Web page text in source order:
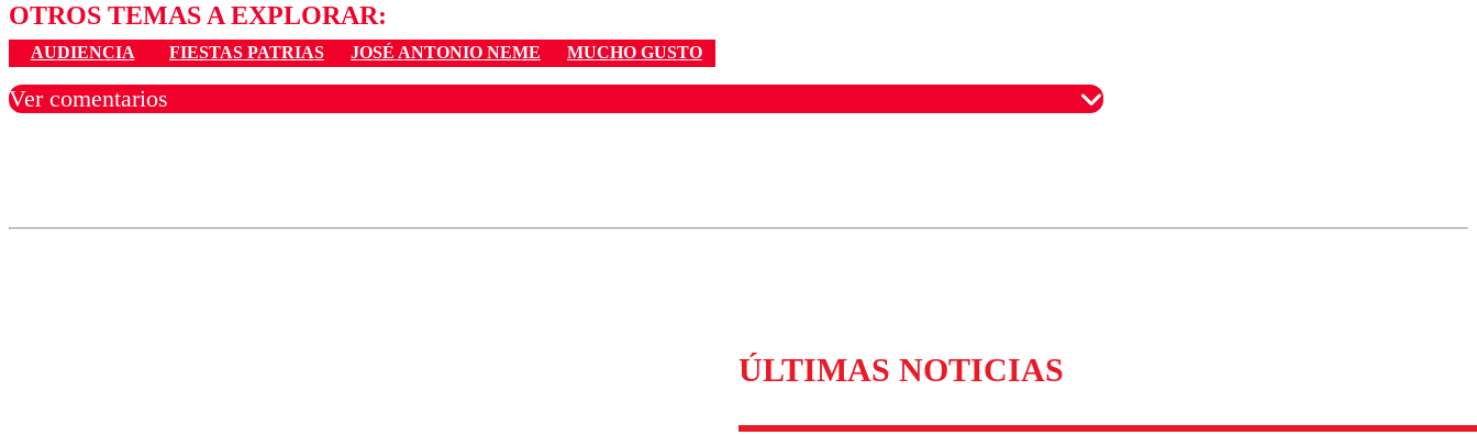
OTROS TEMAS A EXPLORAR:
AUDIENCIA FIESTAS PATRIAS JOSÉ ANTONIO NEME MUCHO GUSTO
Ver comentarios
ÚLTIMAS NOTICIAS